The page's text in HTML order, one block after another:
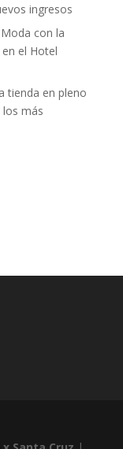
ingresos
con la
en el Hotel
tienda en pleno
más